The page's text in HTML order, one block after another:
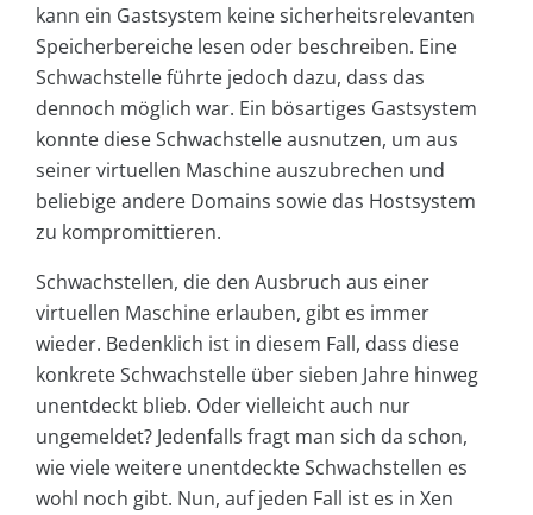
kann ein Gastsystem keine sicherheitsrelevanten
Speicherbereiche lesen oder beschreiben. Eine
Schwachstelle führte jedoch dazu, dass das
dennoch möglich war. Ein bösartiges Gastsystem
konnte diese Schwachstelle ausnutzen, um aus
seiner virtuellen Maschine auszubrechen und
beliebige andere Domains sowie das Hostsystem
zu kompromittieren.
Schwachstellen, die den Ausbruch aus einer
virtuellen Maschine erlauben, gibt es immer
wieder. Bedenklich ist in diesem Fall, dass diese
konkrete Schwachstelle über sieben Jahre hinweg
unentdeckt blieb. Oder vielleicht auch nur
ungemeldet? Jedenfalls fragt man sich da schon,
wie viele weitere unentdeckte Schwachstellen es
wohl noch gibt. Nun, auf jeden Fall ist es in Xen